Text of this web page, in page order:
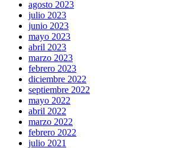
agosto 2023
julio 2023
junio 2023
mayo 2023
abril 2023
marzo 2023
febrero 2023
diciembre 2022
septiembre 2022
mayo 2022
abril 2022
marzo 2022
febrero 2022
julio 2021